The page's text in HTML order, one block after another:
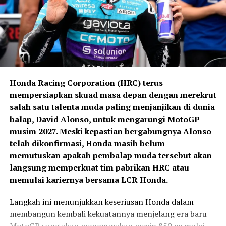
Saya akan memanfaatkan
jeda musim panas untuk
berlatih lebih keras agar
tampil lebih kuat di
Valencia.”
General Manager Marketing Planning & Analysis PT
Astra Honda Motor, Andy Wijaya, memberikan apresiasi
terhadap semangat juang Kiandra sepanjang balapan.
Menurutnya, perjuangan Kiandra menunjukkan mental
pantang menyerah yang menjadi modal penting untuk
bersaing di level internasional. AHM optimistis
lebih kompetitif pada putaran berikutnya.
supplierpada musim 2009 ketika Bridgestone dipercaya
menjadi pemasok tunggal ban balap.
Kemudian, mulai musim 2016, Michelin mengambil alih
tugas tersebut dan akan mengakhiri kiprahnya setelah
Memasuki regulasi baru tahun 2027,Pirelli resmi
Honda Racing Corporation (HRC) terus
mempersiapkan skuad masa depan dengan merekrut
salah satu talenta muda paling menjanjikan di dunia
balap, David Alonso, untuk mengarungi MotoGP
musim 2027. Meski kepastian bergabungnya Alonso
telah dikonfirmasi, Honda masih belum
memutuskan apakah pembalap muda tersebut akan
langsung memperkuat tim pabrikan HRC atau
memulai kariernya bersama LCR Honda.
Langkah ini menunjukkan keseriusan Honda dalam
membangun kembali kekuatannya menjelang era baru